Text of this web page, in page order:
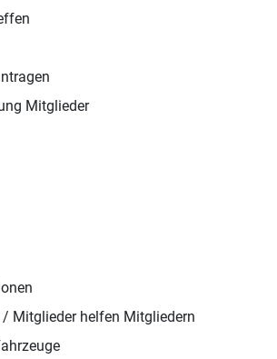
Mitglieder
/ Mitglieder helfen Mitgliedern